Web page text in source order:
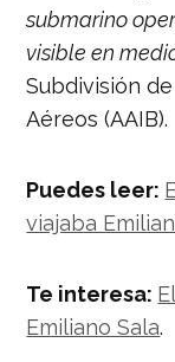
submarino
visible en
Subdivisión
Aéreos (AAIB).
Puedes leer:
viajaba
Te interesa:
Emiliano Sala.